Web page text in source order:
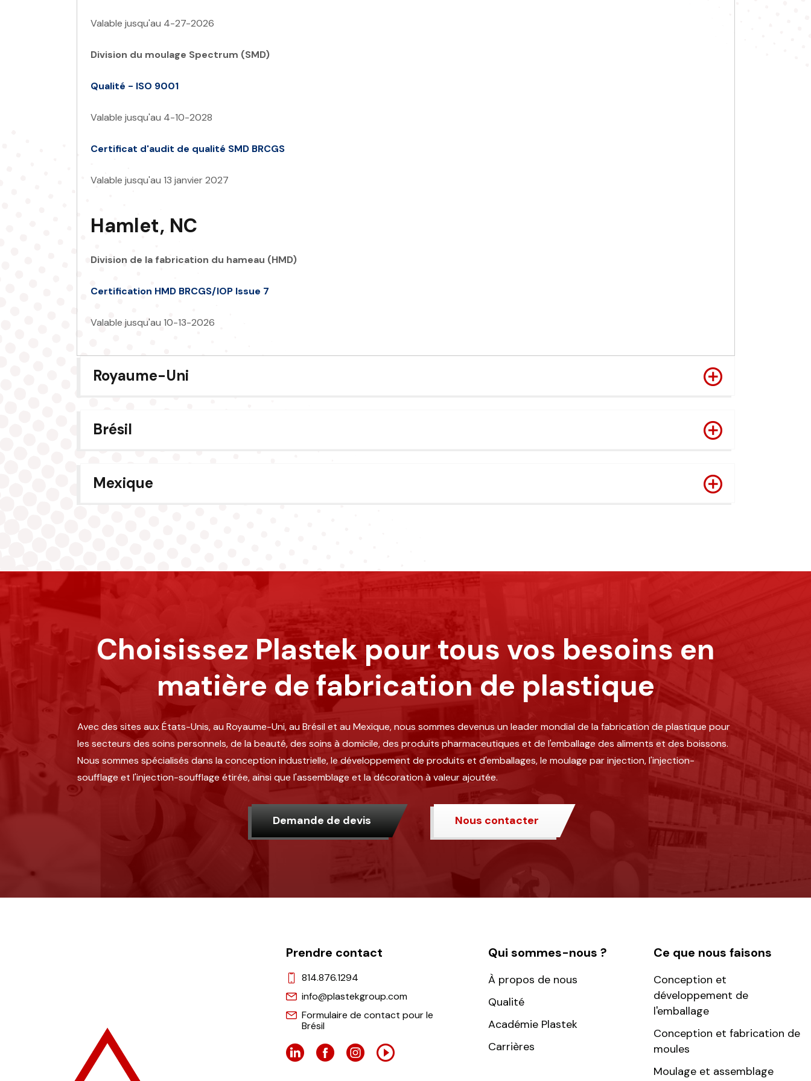
Valable jusqu'au 4-27-2026
Division du moulage Spectrum (SMD)
Qualité - ISO 9001
Valable jusqu'au 4-10-2028
Certificat d'audit de qualité SMD BRCGS
Valable jusqu'au 13 janvier 2027
Hamlet, NC
Division de la fabrication du hameau (HMD)
Certification HMD BRCGS/IOP Issue 7
Valable jusqu'au 10-13-2026
Royaume-Uni
Brésil
Mexique
Choisissez Plastek pour tous vos besoins en
matière de fabrication de plastique
Avec des sites aux États-Unis, au Royaume-Uni, au Brésil et au Mexique, nous sommes devenus un leader mondial de la fabrication de plastique pour
les secteurs des soins personnels, de la beauté, des soins à domicile, des produits pharmaceutiques et de l'emballage des aliments et des boissons.
Nous sommes spécialisés dans la conception industrielle, le développement de produits et d'emballages, le moulage par injection, l'injection-
soufflage et l'injection-soufflage étirée, ainsi que l'assemblage et la décoration à valeur ajoutée.
Demande de devis Nous contacter
Prendre contact
814.876.1294
info@plastekgroup.com
Formulaire de contact pour le
Brésil
Qui sommes-nous ?
À propos de nous
Qualité
Académie Plastek
Carrières
Ce que nous faisons
Conception et
développement de
l'emballage
Conception et fabrication de
moules
Moulage et assemblage